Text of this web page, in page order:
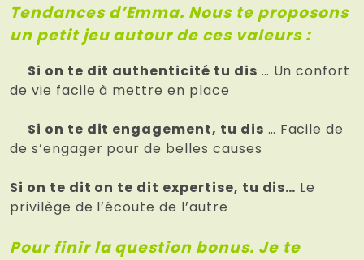
Tendances d’Emma. Nous te proposons
un petit jeu autour de ces valeurs :
Si on te dit authenticité tu dis … Un confort
de vie facile à mettre en place
Si on te dit engagement, tu dis … Facile de
de s’engager pour de belles causes
Si on te dit on te dit expertise, tu dis… Le
privilège de l’écoute de l’autre
Pour finir la question bonus. Je te